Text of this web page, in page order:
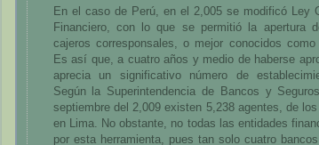
En el caso de Perú, en el 2,005 se modificó Ley
Financiero, con lo que se permitió la apertura
cajeros corresponsales, o mejor conocidos
Es así que, a cuatro años y medio de haberse
aprecia un significativo número de
Según la Superintendencia de Bancos y
septiembre del 2,009 existen 5,238 agentes, de
en Lima. No obstante, no todas las entidades
por esta herramienta, pues tan solo cuatro